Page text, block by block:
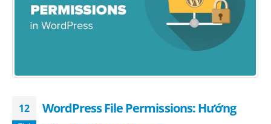
12
WordPress File Permissions: Hướng